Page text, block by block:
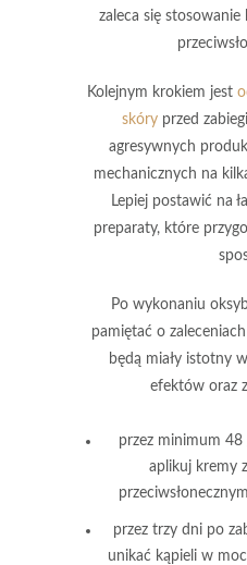
zaleca się
Kolejnym krokiem jest
skóryprzed
agresywnych
mechanicznych na
Lepiej postawić na
preparaty, które
Po wykonaniu
pamiętać o
będą miały istotny
efektów oraz
przez minimum 48
aplikuj kremy
przez trzy dni po
unikać kąpieli w